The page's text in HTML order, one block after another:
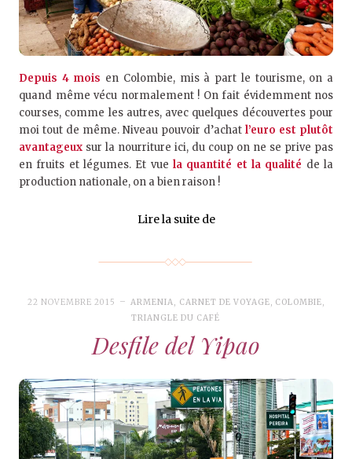
Depuis 4 mois en Colombie, mis à part le tourisme, on a
quand même vécu normalement ! On fait évidemment nos
courses, comme les autres, avec quelques découvertes pour
moi tout de même. Niveau pouvoir d’achat l’euro est plutôt
avantageux sur la nourriture ici, du coup on ne se prive pas
en fruits et légumes. Et vue la quantité et la qualité de la
production nationale, on a bien raison !
Lire la suite de
22 NOVEMBRE 2015 ARMENIA, CARNET DE VOYAGE, COLOMBIE,
TRIANGLE DU CAFÉ
Desfile del Yipao